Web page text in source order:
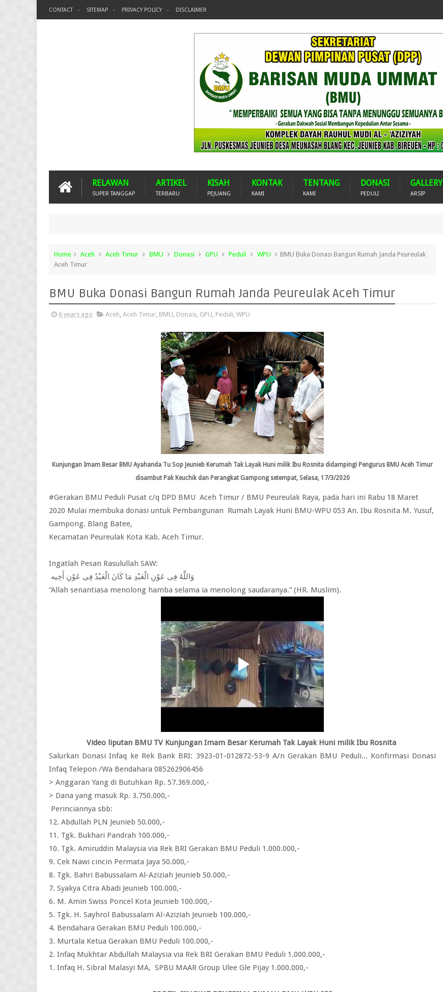
CONTACT SITEMAP PRIVACY POLICY DISCLAIMER
RELAWAN
SUPER TANGGAP
ARTIKEL
TERBARU
KISAH
PEJUANG
KONTAK
KAMI
TENTANG
KAMI
DONASI
PEDULI
GALLERY
ARSIP
Home Aceh Aceh Timur BMU Donasi GPU Peduli WPU
BMU Buka Donasi Bangun Rumah Janda Peureulak
Aceh Timur
BMU Buka Donasi Bangun Rumah Janda Peureulak Aceh Timur
6 years ago Aceh, Aceh Timur, BMU, Donasi, GPU, Peduli, WPU
Kunjungan Imam Besar BMU Ayahanda Tu Sop Jeunieb Kerumah Tak Layak Huni milik Ibu Rosnita didampingi Pengurus BMU Aceh Timur
disambut Pak Keuchik dan Perangkat Gampong setempat, Selasa, 17/3/2020
#Gerakan BMU Peduli Pusat c/q DPD BMU Aceh Timur / BMU Peureulak Raya, pada hari ini Rabu 18 Maret
2020 Mulai membuka donasi untuk Pembangunan Rumah Layak Huni BMU-WPU 053 An. Ibu Rosnita M. Yusuf,
Gampong. Blang Batee,
Kecamatan Peureulak Kota Kab. Aceh Timur.
Ingatlah Pesan Rasulullah SAW:
وَاللَّهُ فِى عَوْنِ الْعَبْدِ مَا كَانَ الْعَبْدُ فِى عَوْنِ أَخِيه
“Allah senantiasa menolong hamba selama ia menolong saudaranya.” (HR. Muslim).
Video liputan BMU TV Kunjungan Imam Besar Kerumah Tak Layak Huni milik Ibu Rosnita
Salurkan Donasi Infaq ke Rek Bank BRI: 3923-01-012872-53-9 A/n Gerakan BMU Peduli... Konfirmasi Donasi
Infaq Telepon /Wa Bendahara 085262906456
> Anggaran Yang di Butuhkan Rp. 57.369.000,-
> Dana yang masuk Rp. 3.750.000,-
Perinciannya sbb:
12. Abdullah PLN Jeunieb 50.000,-
11. Tgk. Bukhari Pandrah 100.000,-
10. Tgk. Amiruddin Malaysia via Rek BRI Gerakan BMU Peduli 1.000.000,-
9. Cek Nawi cincin Permata Jaya 50.000,-
8. Tgk. Bahri Babussalam Al-Aziziah Jeunieb 50.000,-
7. Syakya Citra Abadi Jeunieb 100.000,-
6. M. Amin Swiss Poncel Kota Jeunieb 100.000,-
5. Tgk. H. Sayhrol Babussalam Al-Aziziah Jeunieb 100.000,-
4. Bendahara Gerakan BMU Peduli 100.000,-
3. Murtala Ketua Gerakan BMU Peduli 100.000,-
2. Infaq Mukhtar Abdullah Malaysia via Rek BRI Gerakan BMU Peduli 1.000.000,-
1. Infaq H. Sibral Malasyi MA, SPBU MAAR Group Ulee Gle Pijay 1.000.000,-